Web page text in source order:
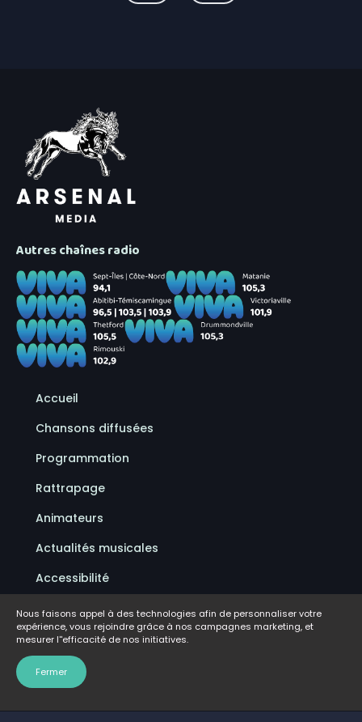
Autres chaînes radio
Accueil
Chansons diffusées
Programmation
Rattrapage
Animateurs
Actualités musicales
Accessibilité
Politique de confidentialité
Conditions d'utilisation
FAQ
Nous faisons appel à des technologies afin de personnaliser votre
expérience, vous rejoindre grâce à nos campagnes marketing, et
mesurer l''efficacité de nos initiatives.
Fermer